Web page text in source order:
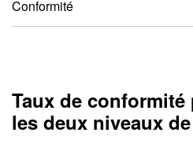
Conformité
Taux de conformité
les deux niveaux